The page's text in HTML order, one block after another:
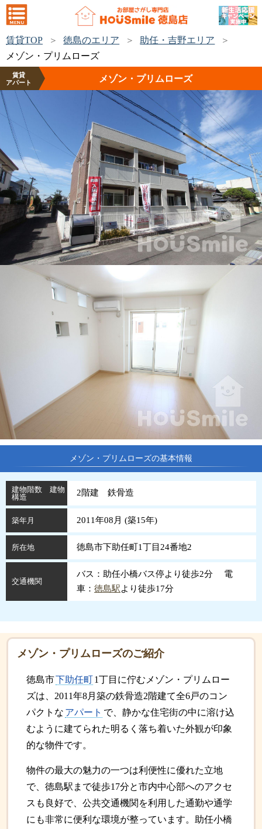
賃貸TOP 徳島のエリア
助任・吉野エリア
メゾン・プリムローズ
賃貸
アパート
メゾン・プリムローズ
メゾン・プリムローズの基本情報
建物階数 建物
構造
2階建 鉄骨造
築年月 2011年08月 (築15年)
所在地 徳島市下助任町1丁目24番地2
交通機関
バス：助任小橋バス停より徒歩2分 電
車： 徳島駅より徒歩17分
メゾン・プリムローズのご紹介
徳島市下助任町1丁目に佇むメゾン・プリムロー
ズは、2011年8月築の鉄骨造2階建て全6戸のコン
パクトな アパート で、静かな住宅街の中に溶け込
むように建てられた明るく落ち着いた外観が印象
的な物件です。
物件の最大の魅力の一つは利便性に優れた立地
で、徳島駅まで徒歩17分と市内中心部へのアクセ
スも良好で、公共交通機関を利用した通勤や通学
にも非常に便利な環境が整っています。助任小橋